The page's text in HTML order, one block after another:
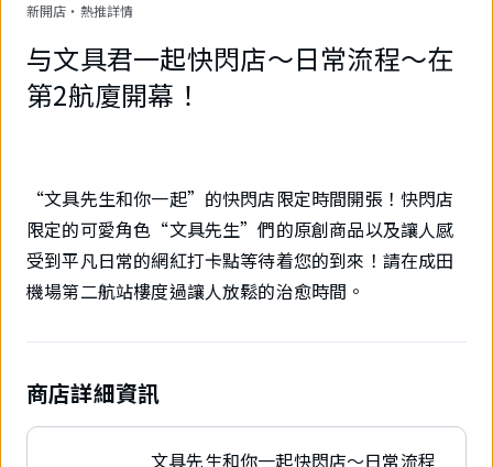
新開店・熱推詳情
与文具君一起快閃店～日常流程～在
第2航廈開幕！
“文具先生和你一起”的快閃店限定時間開張！快閃店
限定的可愛角色“文具先生”們的原創商品以及讓人感
受到平凡日常的網紅打卡點等待着您的到來！請在成田
機場第二航站樓度過讓人放鬆的治愈時間。
商店詳細資訊
文具先生和你一起快閃店～日常流程